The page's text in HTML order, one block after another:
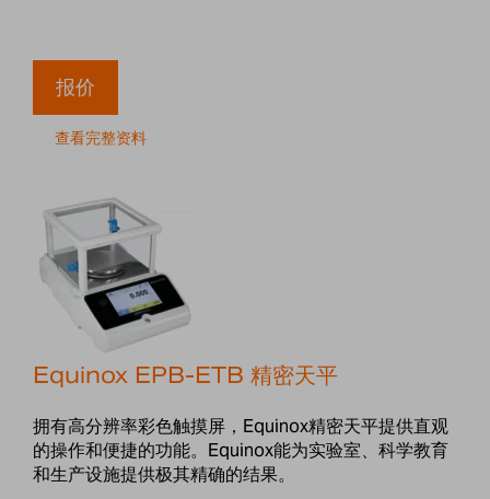
报价
查看完整资料
Equinox EPB-ETB 精密天平
拥有高分辨率彩色触摸屏，Equinox精密天平提供直观
的操作和便捷的功能。Equinox能为实验室、科学教育
和生产设施提供极其精确的结果。